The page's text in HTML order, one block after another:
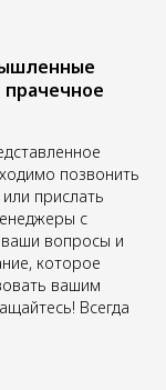
позвонить
прислать
с
ваши вопросы и
которое
вашим
Всегда